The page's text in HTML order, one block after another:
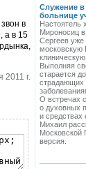
в
а в 15
2011 г.
Служение в
больнице
Настоятель
Мироносиц
Сергеев уже
московскую
Выполняя
старается
страдающих
О встречах
о духовных
и средствах
Михаил
Московской
версия.